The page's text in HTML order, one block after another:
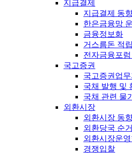
지급결제
지급결제 동
한은금융망
금융정보화
거스름돈 적
전자금융포
국고증권
국고증권업무
국채 발행 및
국채 관련 물
외환시장
외환시장 동
외환당국 순
외환시장운영
경쟁입찰